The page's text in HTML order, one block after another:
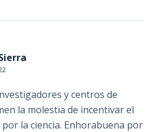
y centros de
la molestia de incentivar el
la ciencia. Enhorabuena por